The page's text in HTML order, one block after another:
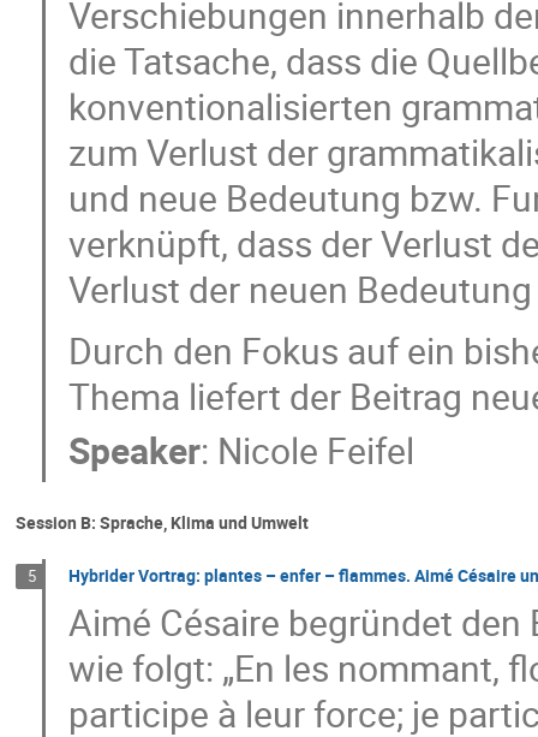
Verschiebungen innerhalb
die Tatsache, dass die
konventionalisierten
zum Verlust der
und neue Bedeutung bzw.
verknüpft, dass der Verlust
Verlust der neuen
Durch den Fokus auf ein
Thema liefert der Beitrag
Speaker: Nicole Feifel
Session B: Sprache, Klima und Umwelt
5 Hybrider Vortrag: plantes – enfer – flammes. Aimé Césaire
Aimé Césaire begründet
wie folgt: „En les nommant,
participe à leur force; je